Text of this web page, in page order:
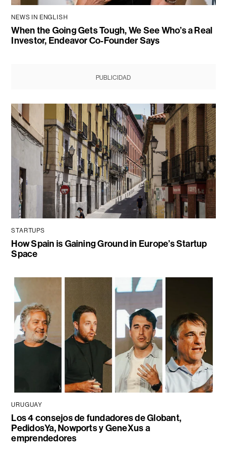
NEWS IN ENGLISH
When the Going Gets Tough, We See Who’s a Real
Investor, Endeavor Co-Founder Says
PUBLICIDAD
STARTUPS
How Spain is Gaining Ground in Europe’s Startup
Space
URUGUAY
Los 4 consejos de fundadores de Globant,
PedidosYa, Nowports y GeneXus a
emprendedores